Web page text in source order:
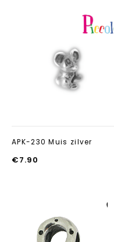
APK-230 Muis zilver
€7.90